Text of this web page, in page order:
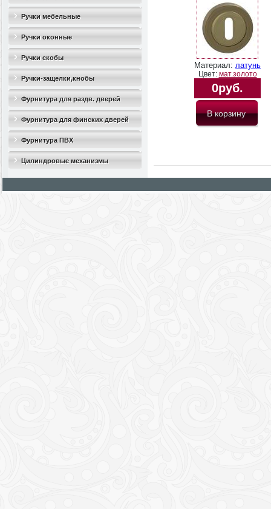
Ручки мебельные
Ручки оконные
Ручки скобы
Ручки-защелки,кнобы
Фурнитура для раздв. дверей
Фурнитура для финских дверей
Фурнитура ПВХ
Цилиндровые механизмы
Материал: латунь
Цвет: мат.золото
0руб.